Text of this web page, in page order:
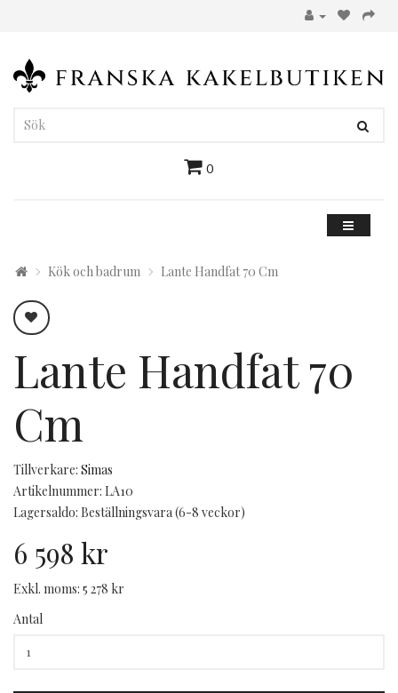
0
Kök och badrum Lante Handfat 70 Cm
Lante Handfat 70
Cm
Tillverkare: Simas
Artikelnummer: LA10
Lagersaldo: Beställningsvara (6-8 veckor)
6 598 kr
Exkl. moms: 5 278 kr
Antal